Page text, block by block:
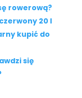
rowerową?
20 l
kupić do
się